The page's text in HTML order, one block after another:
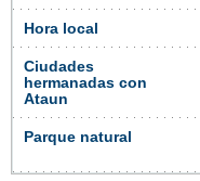
Hora local
Ciudades
hermanadas con
Ataun
Parque natural